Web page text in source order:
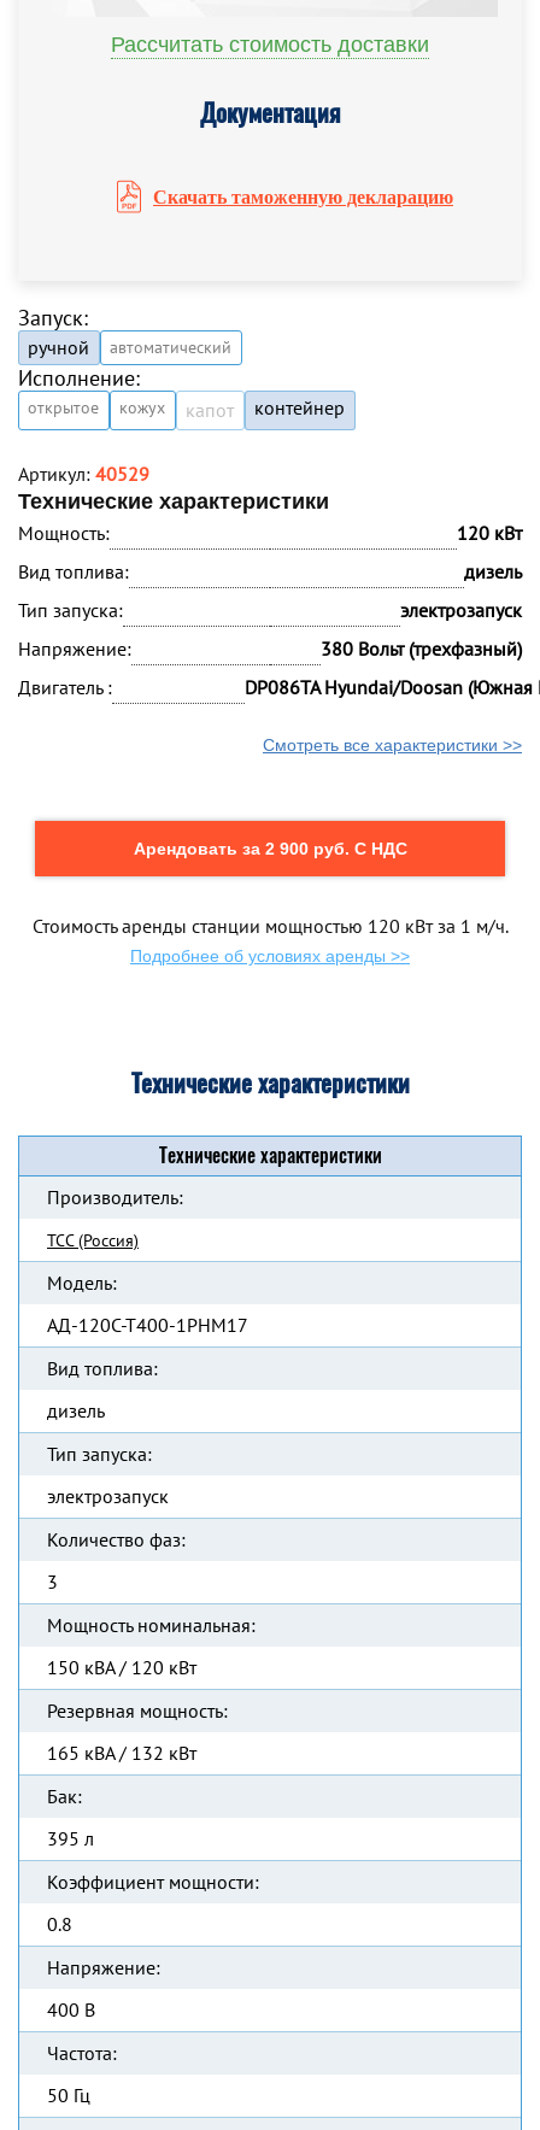
Рассчитать стоимость доставки
Документация
Скачать таможенную декларацию
Запуск:
ручной автоматический
Исполнение:
открытое кожух капот контейнер
Артикул: 40529
Технические характеристики
Мощность:
120 кВт
Вид топлива:
дизель
Тип запуска:
электрозапуск
Напряжение:
380 Вольт (трехфазный)
Двигатель :
DP086TA Hyundai/Doosan (Южная
Смотреть все характеристики >>
Арендовать за 2 900 руб. С НДС
Стоимость аренды станции мощностью 120 кВт за 1 м/ч.
Подробнее об условиях аренды >>
Технические характеристики
Технические характеристики
Производитель:
ТСС (Россия)
Модель:
АД-120С-Т400-1РНМ17
Вид топлива:
дизель
Тип запуска:
электрозапуск
Количество фаз:
3
Мощность номинальная:
150 кВА / 120 кВт
Резервная мощность:
165 кВА / 132 кВт
Бак:
395 л
Коэффициент мощности:
0.8
Напряжение:
400 В
Частота:
50 Гц